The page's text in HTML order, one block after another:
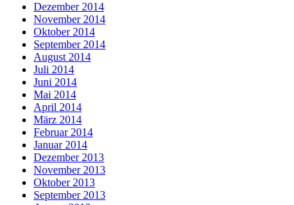
Dezember 2014
November 2014
Oktober 2014
September 2014
August 2014
Juli 2014
Juni 2014
Mai 2014
April 2014
März 2014
Februar 2014
Januar 2014
Dezember 2013
November 2013
Oktober 2013
September 2013